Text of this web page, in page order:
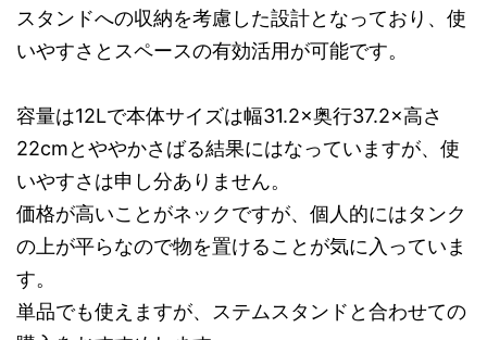
スタンドへの収納を考慮した設計となっており、使
いやすさとスペースの有効活用が可能です。
容量は12Lで本体サイズは幅31.2×奥行37.2×高さ
22cmとややかさばる結果にはなっていますが、使
いやすさは申し分ありません。
価格が高いことがネックですが、個人的にはタンク
の上が平らなので物を置けることが気に入っていま
す。
単品でも使えますが、ステムスタンドと合わせての